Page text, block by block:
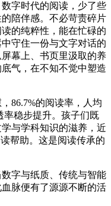
字时代的阅读，少了些
陪伴感。不必苛责碎片
的纯粹性，能在忙碌的
守住一份与文字对话的
幕上、书页里汲取的养
气，在不知不觉中塑造
86.7%的阅读率，人均
率稳步提升。孩子们既
与学科知识的滋养，近
帮助。这是阅读传承的
字与纸质、传统与智能
脉便有了源源不断的活